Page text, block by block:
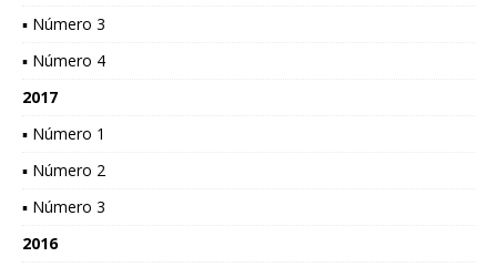
▪ Número 3
▪ Número 4
2017
▪ Número 1
▪ Número 2
▪ Número 3
2016